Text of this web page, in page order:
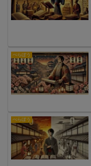
べらぼう
べらぼう